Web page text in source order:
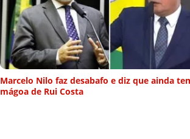
Marcelo Nilo faz desabafo e diz que ainda
mágoa de Rui Costa